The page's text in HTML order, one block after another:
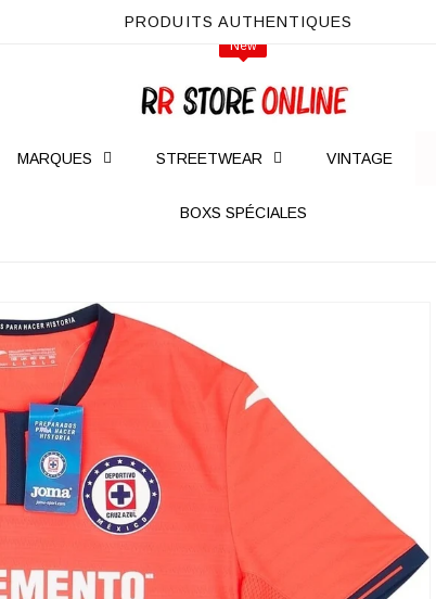
PRODUITS AUTHENTIQUES
MARQUES STREETWEAR VINTAGE
New
NEW
BOXS SPÉCIALES
New